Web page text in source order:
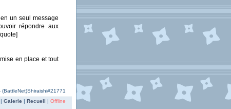
un seul message
répondre aux
en place et tout
Galerie | Recueil | Offline